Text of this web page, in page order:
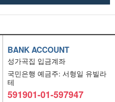
BANK ACCOUNT
성가곡집 입금계좌
국민은행 예금주: 서형일 유빌라
테
591901-01-597947